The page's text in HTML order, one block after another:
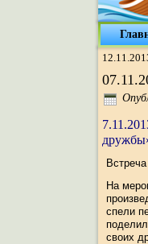
На
спели
своих